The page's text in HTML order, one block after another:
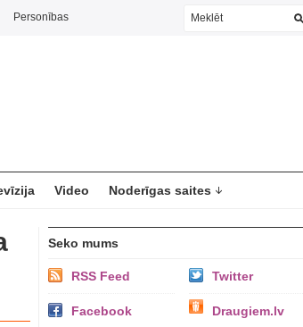
Personības
Video Noderīgas saites
Seko mums
RSS Feed Twitter
Facebook Draugiem.lv